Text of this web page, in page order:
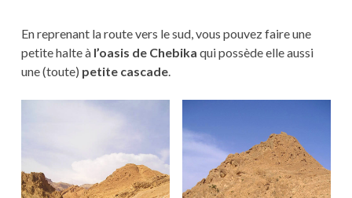
En reprenant la route vers le sud, vous pouvez faire une
petite halte à l’oasis de Chebika qui possède elle aussi
une (toute) petite cascade.